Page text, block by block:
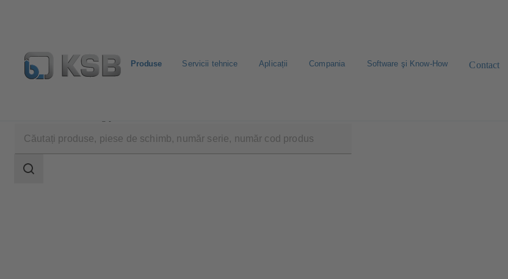
Produse Servicii tehnice Aplicații Compania Software şi Know-How Contact
Domeniu